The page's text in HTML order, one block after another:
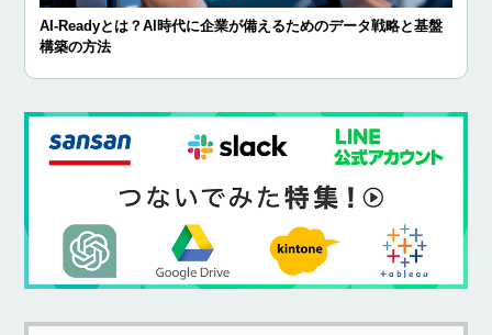
AI-Readyとは？AI時代に企業が備えるためのデータ戦略と基盤
構築の方法